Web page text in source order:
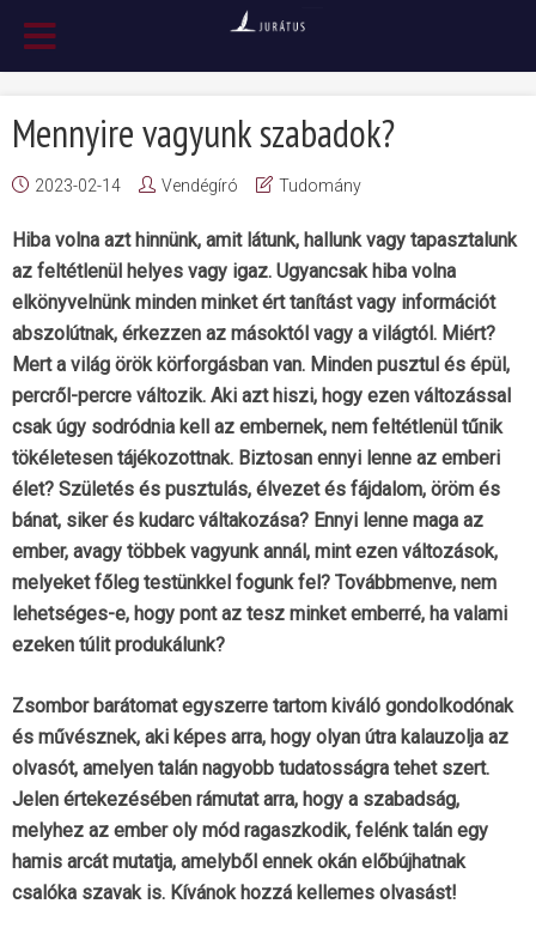
Mennyire vagyunk szabadok?
2023-02-14 Vendégíró Tudomány
Hiba volna azt hinnünk, amit látunk, hallunk vagy tapasztalunk
az feltétlenül helyes vagy igaz. Ugyancsak hiba volna
elkönyvelnünk minden minket ért tanítást vagy információt
abszolútnak, érkezzen az másoktól vagy a világtól. Miért?
Mert a világ örök körforgásban van. Minden pusztul és épül,
percről-percre változik. Aki azt hiszi, hogy ezen változással
csak úgy sodródnia kell az embernek, nem feltétlenül tűnik
tökéletesen tájékozottnak. Biztosan ennyi lenne az emberi
élet? Születés és pusztulás, élvezet és fájdalom, öröm és
bánat, siker és kudarc váltakozása? Ennyi lenne maga az
ember, avagy többek vagyunk annál, mint ezen változások,
melyeket főleg testünkkel fogunk fel? Továbbmenve, nem
lehetséges-e, hogy pont az tesz minket emberré, ha valami
ezeken túlit produkálunk?
Zsombor barátomat egyszerre tartom kiváló gondolkodónak
és művésznek, aki képes arra, hogy olyan útra kalauzolja az
olvasót, amelyen talán nagyobb tudatosságra tehet szert.
Jelen értekezésében rámutat arra, hogy a szabadság,
melyhez az ember oly mód ragaszkodik, felénk talán egy
hamis arcát mutatja, amelyből ennek okán előbújhatnak
csalóka szavak is. Kívánok hozzá kellemes olvasást!